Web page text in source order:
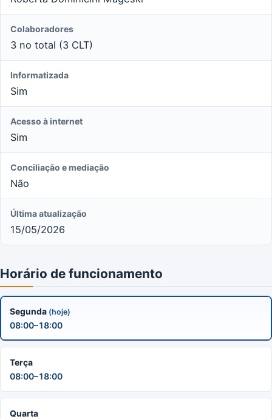
Colaboradores
3 no total (3 CLT)
Informatizada
Sim
Acesso à internet
Sim
Conciliação e mediação
Não
Última atualização
15/05/2026
Horário de funcionamento
Segunda (hoje)
08:00–18:00
Terça
08:00–18:00
Quarta